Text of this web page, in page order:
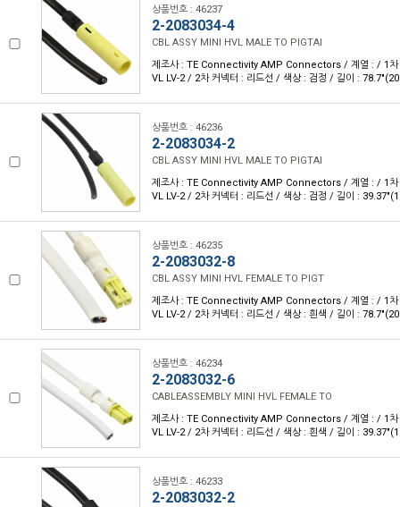
상품번호 : 46237
2-2083034-4
CBL ASSY MINI HVL MALE TO PIGTAI
제조사 : TE Connectivity AMP Connectors / 계열 : / 1차
VL LV-2 / 2차 커넥터 : 리드선 / 색상 : 검정 / 길이 :
상품번호 : 46236
2-2083034-2
CBL ASSY MINI HVL MALE TO PIGTAI
제조사 : TE Connectivity AMP Connectors / 계열 : / 1차
VL LV-2 / 2차 커넥터 : 리드선 / 색상 : 검정 / 길이 :
상품번호 : 46235
2-2083032-8
CBL ASSY MINI HVL FEMALE TO PIGT
제조사 : TE Connectivity AMP Connectors / 계열 : / 1차
VL LV-2 / 2차 커넥터 : 리드선 / 색상 : 흰색 / 길이 :
상품번호 : 46234
2-2083032-6
CABLEASSEMBLY MINI HVL FEMALE TO
제조사 : TE Connectivity AMP Connectors / 계열 : / 1차
VL LV-2 / 2차 커넥터 : 리드선 / 색상 : 흰색 / 길이 :
상품번호 : 46233
2-2083032-2